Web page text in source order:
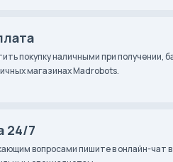
покупку наличными при получении,
магазинах Madrobots.
24/7
вопросами пишите в онлайн-чат